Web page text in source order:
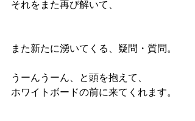
それをまた再び解いて、
また新たに湧いてくる、疑問・質問。
うーんうーん、と頭を抱えて、
ホワイトボードの前に来てくれます。